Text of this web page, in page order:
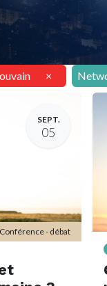
×
SEPT.
05
Conférence - débat